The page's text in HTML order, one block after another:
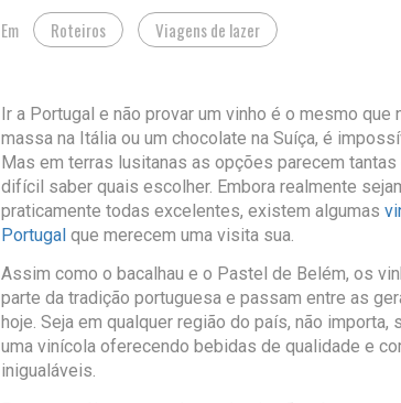
Em Roteiros Viagens de lazer
Ir a Portugal e não provar um vinho é o mesmo que
massa na Itália ou um chocolate na Suíça, é
Mas em terras lusitanas as opções parecem tantas
difícil saber quais escolher. Embora realmente
praticamente todas excelentes, existem algumas
Portugal que merecem uma visita sua.
Assim como o bacalhau e o Pastel de Belém, os
parte da tradição portuguesa e passam entre as
hoje. Seja em qualquer região do país, não importa,
uma vinícola oferecendo bebidas de qualidade e
inigualáveis.